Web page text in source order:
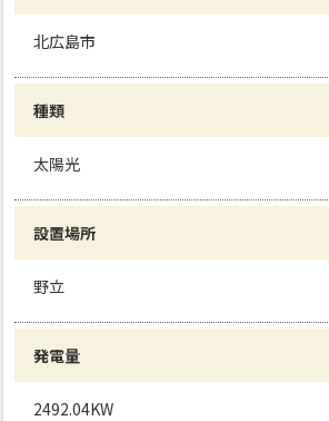
北広島市
種類
太陽光
設置場所
野立
発電量
2492.04KW